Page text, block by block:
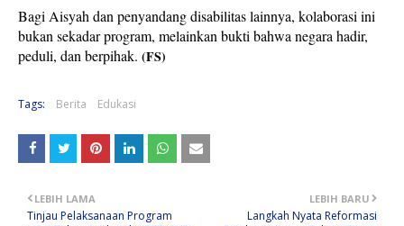
Bagi Aisyah dan penyandang disabilitas lainnya, kolaborasi ini
bukan sekadar program, melainkan bukti bahwa negara hadir,
peduli, dan berpihak. (FS)
Tags: Berita Edukasi
LEBIH BARU
Langkah Nyata Reformasi
LEBIH LAMA
Tinjau Pelaksanaan Program